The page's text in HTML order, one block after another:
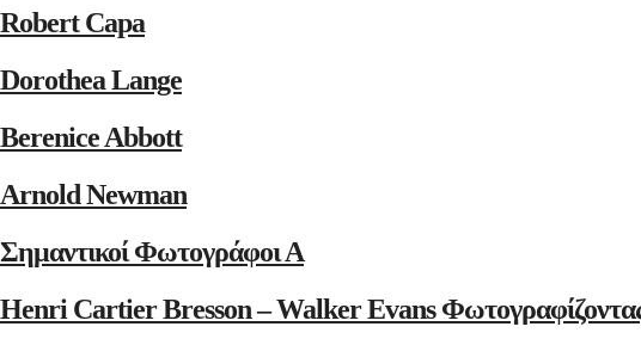
Robert Capa
Dorothea Lange
Berenice Abbott
Arnold Newman
Σημαντικοί Φωτογράφοι Α
Henri Cartier Bresson – Walker Evans